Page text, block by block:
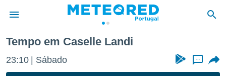
da
Tempo em Caselle Landi
23:10 Sábado ...